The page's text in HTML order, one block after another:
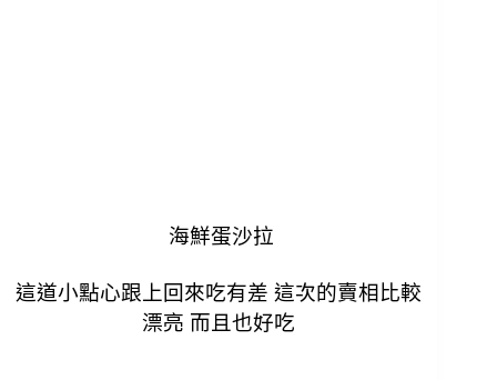
海鮮蛋沙拉
這道小點心跟上回來吃有差 這次的賣相比較
漂亮 而且也好吃